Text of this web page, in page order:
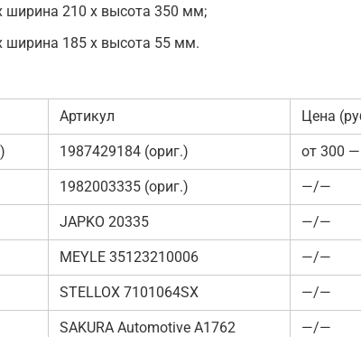
ширина 210 х высота 350 мм;
ширина 185 х высота 55 мм.
Артикул Цена
1987429184 (ориг.) от 300
1982003335 (ориг.) —/—
JAPKO 20335 —/—
MEYLE 35123210006 —/—
STELLOX 7101064SX —/—
SAKURA Automotive A1762 —/—